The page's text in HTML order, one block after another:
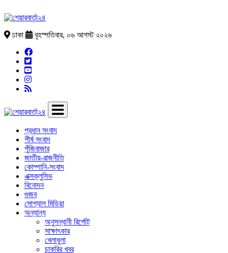
ঢাকা বৃহস্পতিবার, ০৬ আগস্ট ২০২৬
প্রধান সংবাদ
শীর্ষ সংবাদ
পুঁজিবাজার
জাতীয়-রাজনীতি
কোম্পানি-সংবাদ
এক্সক্লুসিভ
বিনোদন
গুজব
সোশ্যাল মিডিয়া
অন্যান্য
অনুসন্ধানী রির্পোট
সাক্ষাৎকার
খেলাধুলা
চাকরির খবর